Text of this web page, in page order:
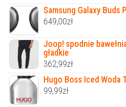
Samsung Galaxy Buds
649,00zł
Joop! spodnie
gładkie
362,99zł
Hugo Boss Iced Woda
99,99zł